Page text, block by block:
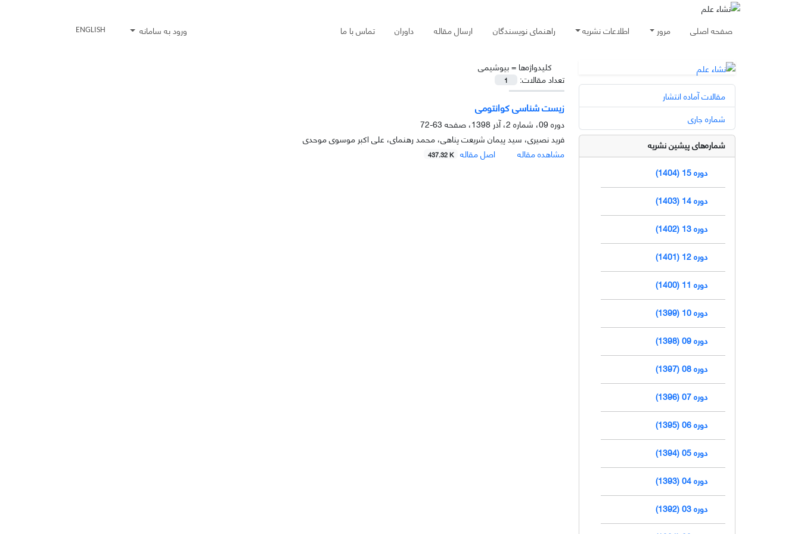
صفحه اصلی مرور اطلاعات نشریه راهنمای نویسندگان ارسال مقاله داوران تماس با ما ورود به سامانه ENGLISH
کلیدواژه‌ها =ﺑﯿﻮﺷﯿﻤﯽ
تعداد مقالات:
1
زیست شناسی کوانتومی
دوره 09، شماره 2، آذر 1398، صفحه
63-72
فرید نصیری، سید پیمان شریعت پناهی، محمد رهنمای، علی اکبر موسوی موحدی
مشاهده مقاله
اصل مقاله 437.32 K
مقالات آماده انتشار
شماره جاری
شماره‌های پیشین نشریه
دوره 15 (1404)
دوره 14 (1403)
دوره 13 (1402)
دوره 12 (1401)
دوره 11 (1400)
دوره 10 (1399)
دوره 09 (1398)
دوره 08 (1397)
دوره 07 (1396)
دوره 06 (1395)
دوره 05 (1394)
دوره 04 (1393)
دوره 03 (1392)